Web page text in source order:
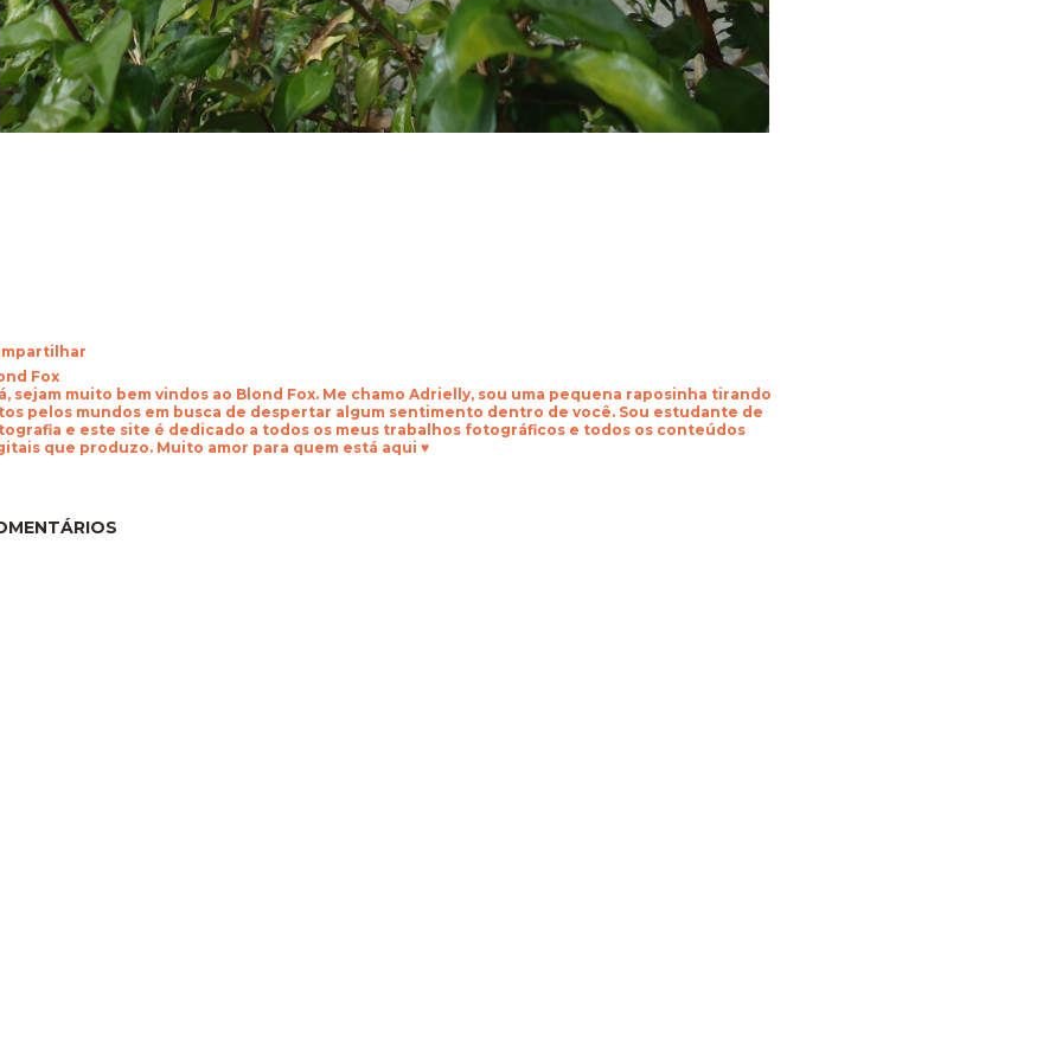
Fox
sejam muito bem vindos ao Blond Fox. Me chamo Adrielly, sou uma pequena raposinha tirando
pelos mundos em busca de despertar algum sentimento dentro de você. Sou estudante de
e este site é dedicado a todos os meus trabalhos fotográficos e todos os conteúdos
que produzo. Muito amor para quem está aqui ♥